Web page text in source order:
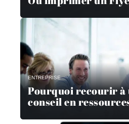
ENTREPRISE
Pourquoi recourir à
conseil en